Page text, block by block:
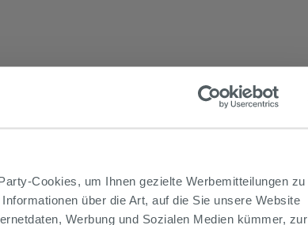
Cookies, um Ihnen gezielte Werbemitteilungen zu
über die Art, auf die Sie unsere Website
Werbung und Sozialen Medien kümmer, zur